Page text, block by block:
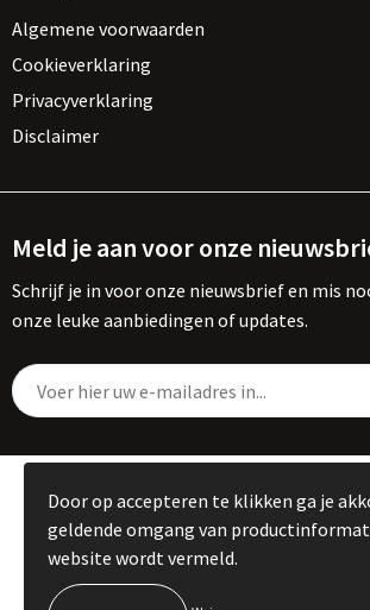
Algemene voorwaarden
Cookieverklaring
Privacyverklaring
Disclaimer
Meld je aan voor onze
Schrijf je in voor onze nieuwsbrief en mis
onze leuke aanbiedingen of updates.
© Copyright Kemme B.V.
Door op accepteren te klikken ga je
geldende omgang van
website wordt vermeld.